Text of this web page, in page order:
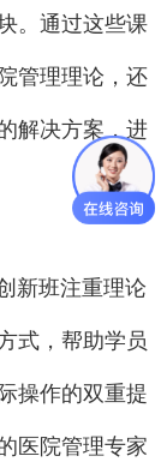
。通过这些课
管理理论，还
解决方案，进
新班注重理论
式，帮助学员
操作的双重提
医院管理专家